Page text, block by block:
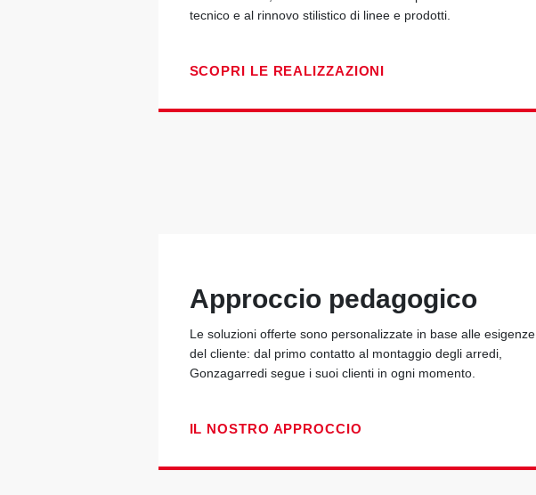
tecnico e al rinnovo stilistico di linee e prodotti.
SCOPRI LE REALIZZAZIONI
Approccio pedagogico
Le soluzioni offerte sono personalizzate in base alle esigenze
del cliente: dal primo contatto al montaggio degli arredi,
Gonzagarredi segue i suoi clienti in ogni momento.
IL NOSTRO APPROCCIO